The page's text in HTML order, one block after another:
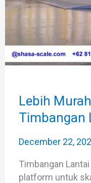
Lebih
Timbangan
December 22,
Timbangan
platform untuk
Digital